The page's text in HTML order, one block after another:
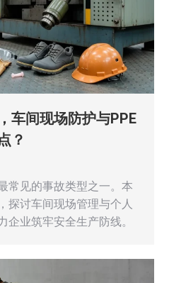
车间现场防护与PPE
？
常见的事故类型之一。本
探讨车间现场管理与个人
企业筑牢安全生产防线。